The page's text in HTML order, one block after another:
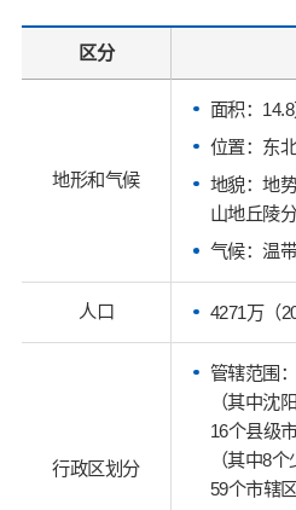
区分
地形和气候
面积：
位置：东
地貌：地
山地丘陵
气候：温
人口 4271万（
行政区划分
管辖范围
（其中沈
16个县级
（其中8
59个市辖